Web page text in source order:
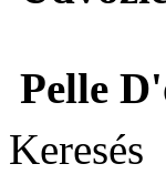
Pelle
Keresés